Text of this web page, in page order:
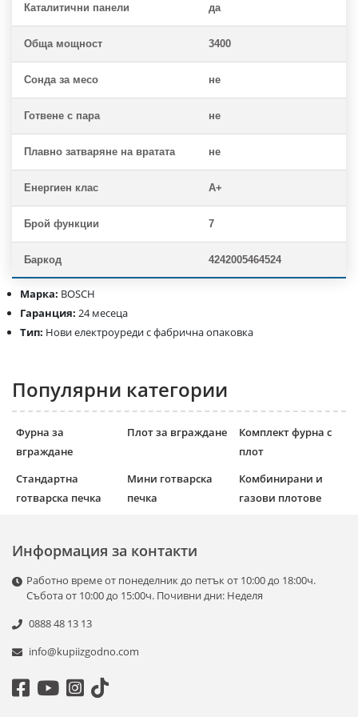
Каталитични панели да
Обща мощност 3400
Сонда за месо не
Готвене с пара не
Плавно затваряне на вратата не
Енергиен клас A+
Брой функции 7
Баркод 4242005464524
Марка: BOSCH
Гаранция: 24 месеца
Тип: Нови електроуреди с фабрична опаковка
Популярни категории
Фурна за
вграждане
Плот за вграждане
Комплект фурна с
плот
Стандартна
готварска печка
Мини готварска
печка
Комбинирани и
газови плотове
Информация за контакти
Работно време от понеделник до петък от 10:00 до 18:00ч.
Събота от 10:00 до 15:00ч. Почивни дни: Неделя
0888 48 13 13
info@kupiizgodno.com